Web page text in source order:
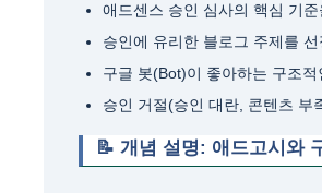
애드센스 승인 심사의 핵심 기
승인에 유리한 블로그 주제를
구글 봇(Bot)이 좋아하는 구조
승인 거절(승인 대란, 콘텐츠 부
📝 개념 설명: 애드고시와